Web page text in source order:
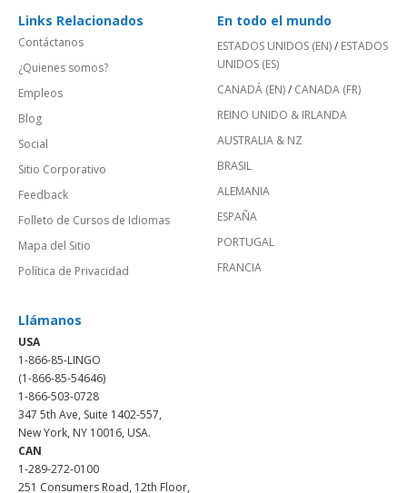
Links Relacionados
Contáctanos
¿Quienes somos?
Empleos
Blog
Social
Sitio Corporativo
Feedback
Folleto de Cursos de Idiomas
Mapa del Sitio
Política de Privacidad
En todo el mundo
ESTADOS UNIDOS (EN)/ ESTADOS
UNIDOS (ES)
CANADÁ (EN)/ CANADA (FR)
REINO UNIDO & IRLANDA
AUSTRALIA & NZ
BRASIL
ALEMANIA
ESPAÑA
PORTUGAL
FRANCIA
Llámanos
USA
1-866-85-LINGO
(1-866-85-54646)
1-866-503-0728
347 5th Ave, Suite 1402-557,
New York, NY 10016, USA.
CAN
1-289-272-0100
251 Consumers Road, 12th Floor,